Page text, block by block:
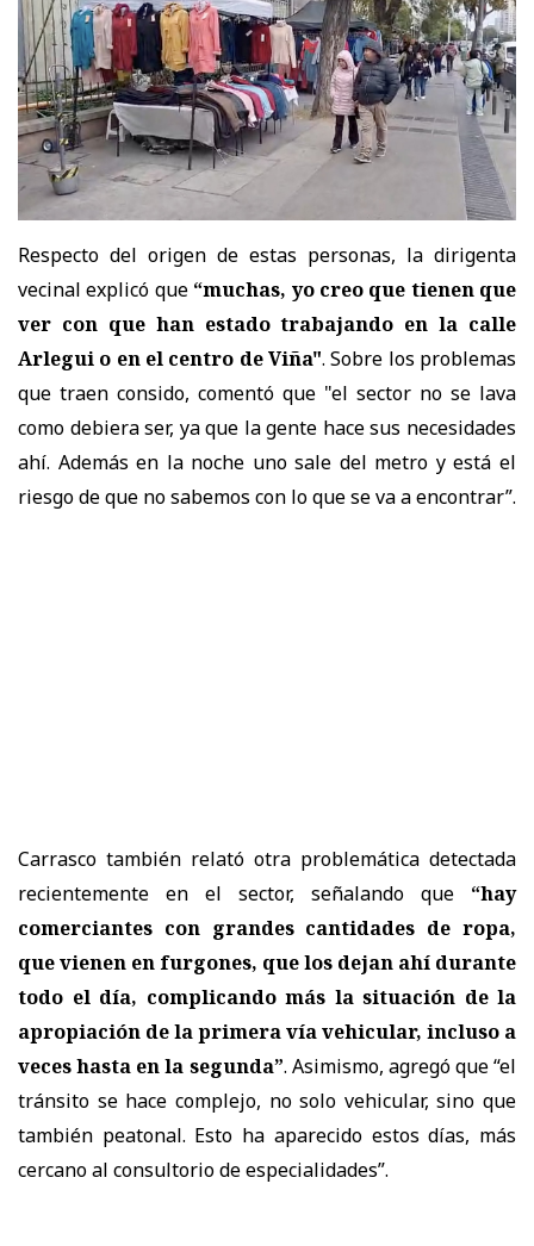
Respecto del origen de estas personas, la dirigenta
vecinal explicó que “muchas, yo creo que tienen que
ver con que han estado trabajando en la calle
Arlegui o en el centro de Viña". Sobre los problemas
que traen consido, comentó que "el sector no se lava
como debiera ser, ya que la gente hace sus necesidades
ahí. Además en la noche uno sale del metro y está el
riesgo de que no sabemos con lo que se va a encontrar”.
Carrasco también relató otra problemática detectada
recientemente en el sector, señalando que “hay
comerciantes con grandes cantidades de ropa,
que vienen en furgones, que los dejan ahí durante
todo el día, complicando más la situación de la
apropiación de la primera vía vehicular, incluso a
veces hasta en la segunda”. Asimismo, agregó que “el
tránsito se hace complejo, no solo vehicular, sino que
también peatonal. Esto ha aparecido estos días, más
cercano al consultorio de especialidades”.